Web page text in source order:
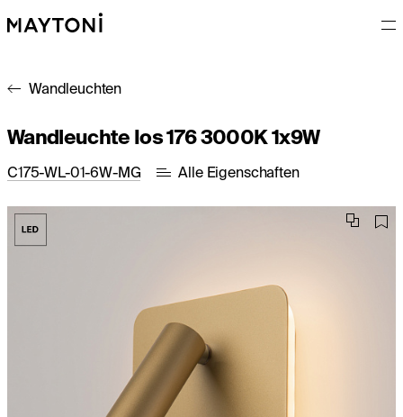
Wandleuchten
Wandleuchte Ios 176 3000K 1x9W
C175-WL-01-6W-MG Alle Eigenschaften